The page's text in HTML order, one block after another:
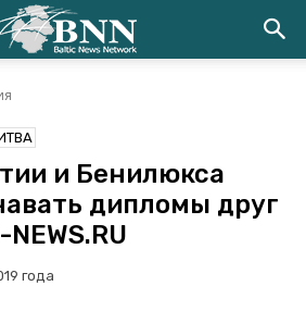
и Бенилюкса
дипломы друг
года